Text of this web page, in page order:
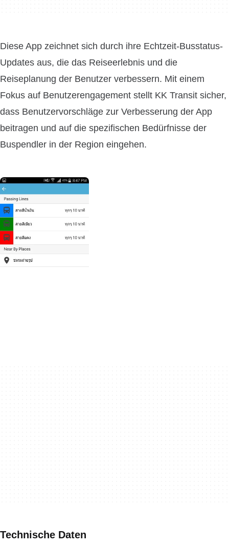
Diese App zeichnet sich durch ihre Echtzeit-Busstatus-
Updates aus, die das Reiseerlebnis und die
Reiseplanung der Benutzer verbessern. Mit einem
Fokus auf Benutzerengagement stellt KK Transit sicher,
dass Benutzervorschläge zur Verbesserung der App
beitragen und auf die spezifischen Bedürfnisse der
Buspendler in der Region eingehen.
Technische Daten